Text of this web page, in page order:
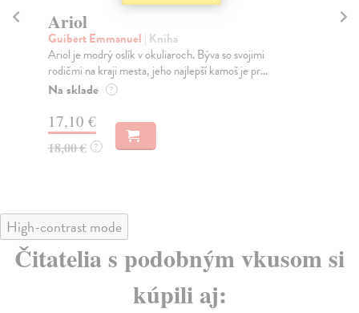
Ariol
Guibert Emmanuel | Kniha
Ariol je modrý oslík v okuliaroch. Býva so svojimi
rodičmi na kraji mesta, jeho najlepší kamoš je pr...
Na sklade ?
17,10 €
18,00 € ?
High-contrast mode
Čitatelia s podobným vkusom si
kúpili aj: